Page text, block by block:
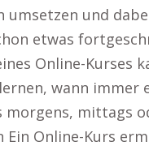
und
etwas
Online-Kurses
wann immer
morgens, mittags
Online-Kurs